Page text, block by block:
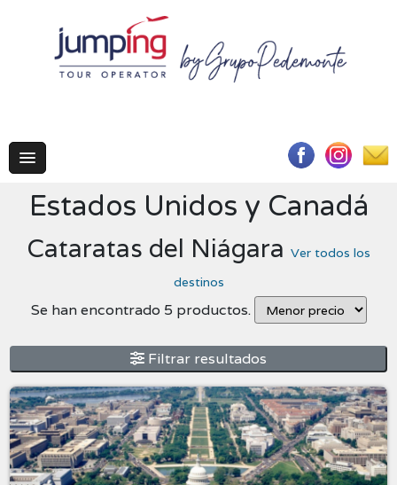
Estados Unidos y Canadá
Cataratas del Niágara Ver todos los
destinos
Se han encontrado 5 productos.
Filtrar resultados